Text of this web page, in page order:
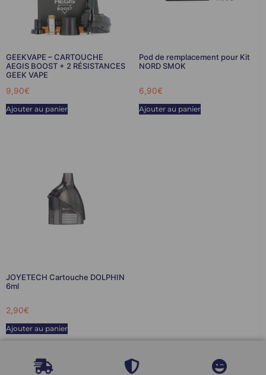
GEEKVAPE – CARTOUCHE
AEGIS BOOST + 2 RÉSISTANCES
GEEK VAPE
9,90€
Ajouter au panier
Pod de remplacement pour Kit
NORD SMOK
6,90€
Ajouter au panier
JOYETECH Cartouche DOLPHIN
6ml
2,90€
Ajouter au panier